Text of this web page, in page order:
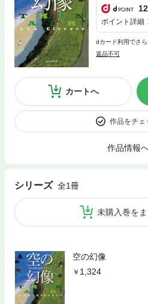
12
ポイント詳細
dカード利用でさ
返品不可
カートへ
作品をチェ
作品情報
シリーズ 全1冊
未購入巻を
空の幻像
1,324